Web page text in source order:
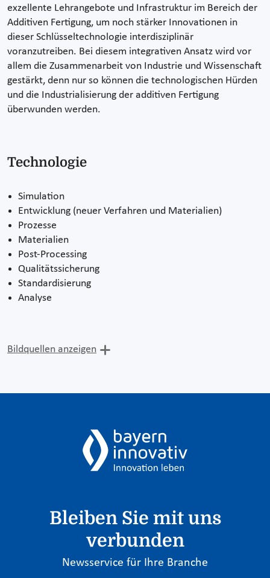
exzellente Lehrangebote und Infrastruktur im Bereich der
Additiven Fertigung, um noch stärker Innovationen in
dieser Schlüsseltechnologie interdisziplinär
voranzutreiben. Bei diesem integrativen Ansatz wird vor
allem die Zusammenarbeit von Industrie und Wissenschaft
gestärkt, denn nur so können die technologischen Hürden
und die Industrialisierung der additiven Fertigung
überwunden werden.
Technologie
Simulation
Entwicklung (neuer Verfahren und Materialien)
Prozesse
Materialien
Post-Processing
Qualitätssicherung
Standardisierung
Analyse
Bildquellen anzeigen
Bleiben Sie mit uns
verbunden
Newsservice für Ihre Branche